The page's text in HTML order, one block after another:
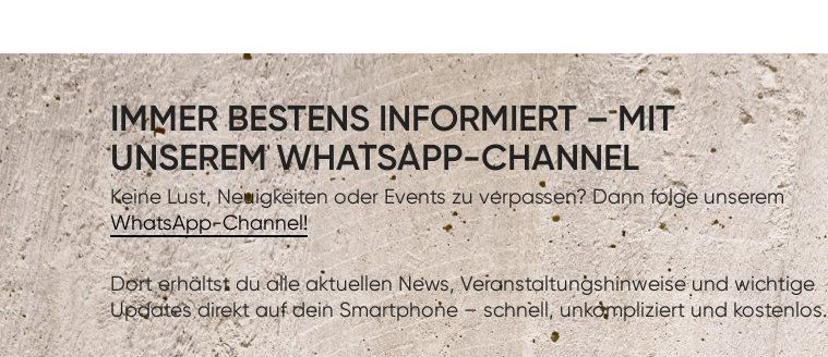
IMMER BESTENS INFORMIERT – MIT
UNSEREM WHATSAPP-CHANNEL
Keine Lust, Neuigkeiten oder Events zu verpassen? Dann folge unserem
WhatsApp-Channel!
Dort erhältst du alle aktuellen News, Veranstaltungshinweise und wichtige
Updates direkt auf dein Smartphone – schnell, unkompliziert und kostenlos.